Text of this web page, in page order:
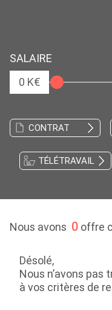
SALAIRE
0 K€
CONTRAT
TÉLÉTRAVAIL
Nous avons 0 offre
Désolé,
Nous n’avons pas
à vos critères de